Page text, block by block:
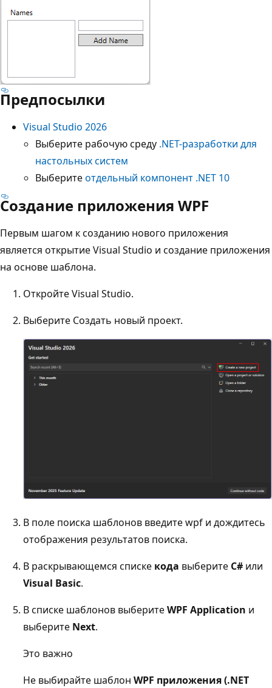
Предпосылки
Visual Studio 2026
Выберите рабочую среду .NET-разработки для
настольных систем
Выберитеотдельный компонент .NET 10
Создание приложения WPF
Первым шагом к созданию нового приложения
является открытие Visual Studio и создание приложения
на основе шаблона.
Откройте Visual Studio.
Выберите Создать новый проект.
В поле поиска шаблонов введите wpf и дождитесь
отображения результатов поиска.
В раскрывающемся списке кода выберите C# или
Visual Basic.
В списке шаблонов выберитеWPF Application и
выберите Next.
Это важно
Не выбирайте шаблон WPF приложения (.NET